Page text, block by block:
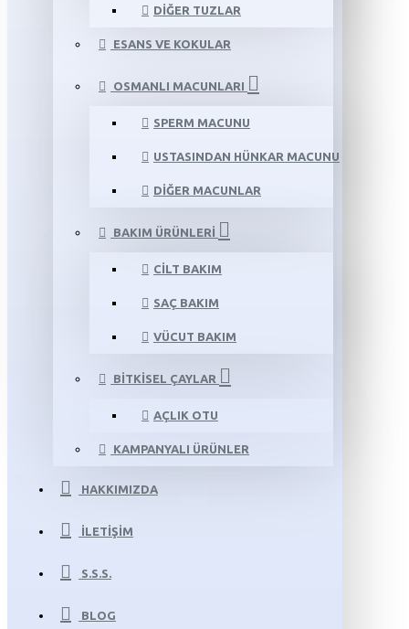
DIĞER TUZLAR
ESANS VE KOKULAR
OSMANLI MACUNLARI
SPERM MACUNU
USTASINDAN HÜNKAR MACUNU
DIĞER MACUNLAR
BAKIM ÜRÜNLERI
CILT BAKIM
SAÇ BAKIM
VÜCUT BAKIM
BITKISEL ÇAYLAR
AÇLIK OTU
KAMPANYALI ÜRÜNLER
HAKKIMIZDA
İLETIŞIM
S.S.S.
BLOG